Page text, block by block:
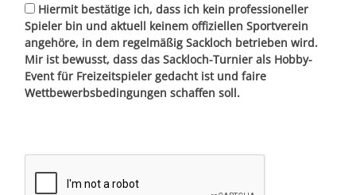
Hiermit bestätige ich, dass ich kein professioneller
Spieler bin und aktuell keinem offiziellen Sportverein
angehöre, in dem regelmäßig Sackloch betrieben wird.
Mir ist bewusst, dass das Sackloch-Turnier als Hobby-
Event für Freizeitspieler gedacht ist und faire
Wettbewerbsbedingungen schaffen soll.